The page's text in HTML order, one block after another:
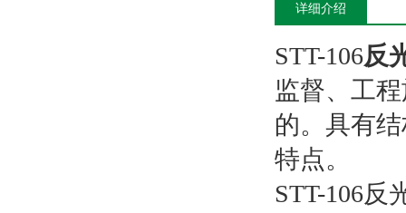
详细介绍
STT-106反
监督、工
的。具有
特点。
STT-106